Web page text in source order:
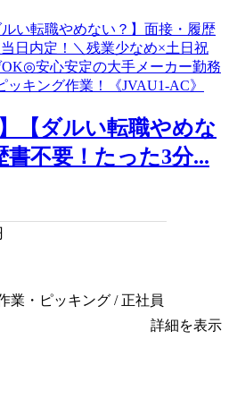
】【ダルい転職やめな
書不要！たった3分...
業・ピッキング / 正社員
詳細を表示